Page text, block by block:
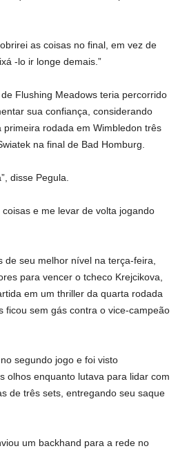
as coisas no final, em vez de
-lo ir longe demais.”
Flushing Meadows teria percorrido
sua confiança, considerando
rodada em Wimbledon três
na final de Bad Homburg.
disse Pegula.
e me levar de volta jogando
de seu melhor nível na terça-feira,
para vencer o tcheco Krejcikova,
em um thriller da quarta rodada
ficou sem gás contra o vice-campeão
segundo jogo e foi visto
olhos enquanto lutava para lidar com
de três sets, entregando seu saque
um backhand para a rede no